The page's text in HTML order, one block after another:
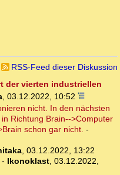
RSS-Feed dieser Diskussion
der vierten industriellen
03.12.2022, 10:52
nicht. In den nächsten
Richtung Brain-->Computer
schon gar nicht. -
, 03.12.2022, 13:22
Ikonoklast, 03.12.2022,